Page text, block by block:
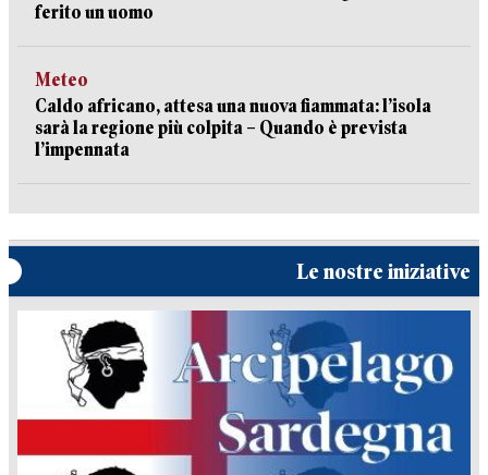
ferito un uomo
Meteo
Caldo africano, attesa una nuova fiammata: l’isola
sarà la regione più colpita – Quando è prevista
l’impennata
Le nostre iniziative